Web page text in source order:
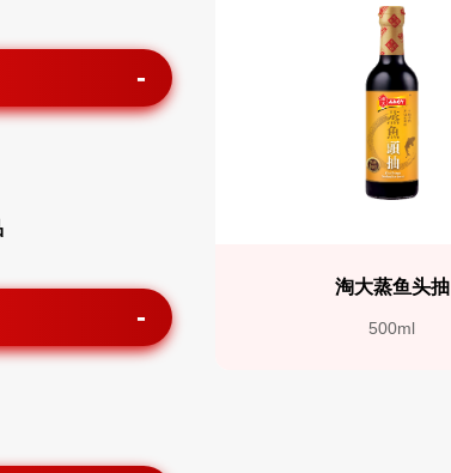
淘大蒸鱼头抽
500ml